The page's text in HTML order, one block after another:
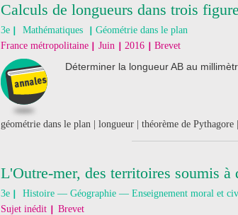
Calculs de longueurs dans trois
3e Mathématiques
Géométrie dans le plan
France métropolitaine Juin 2016 Brevet
Déterminer la longueur AB au
géométrie dans le plan | longueur | théorème de
L'Outre-mer, des territoires soumis
3e
Histoire — Géographie — Enseignement moral et
Sujet inédit Brevet